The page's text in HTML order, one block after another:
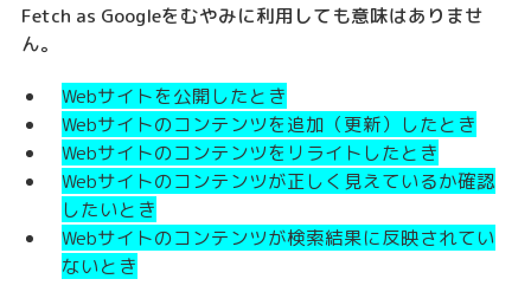
Fetch as Googleをむやみに利用しても意味はありませ
ん。
Webサイトを公開したとき
Webサイトのコンテンツを追加（更新）したとき
Webサイトのコンテンツをリライトしたとき
Webサイトのコンテンツが正しく見えているか確認
したいとき
Webサイトのコンテンツが検索結果に反映されてい
ないとき